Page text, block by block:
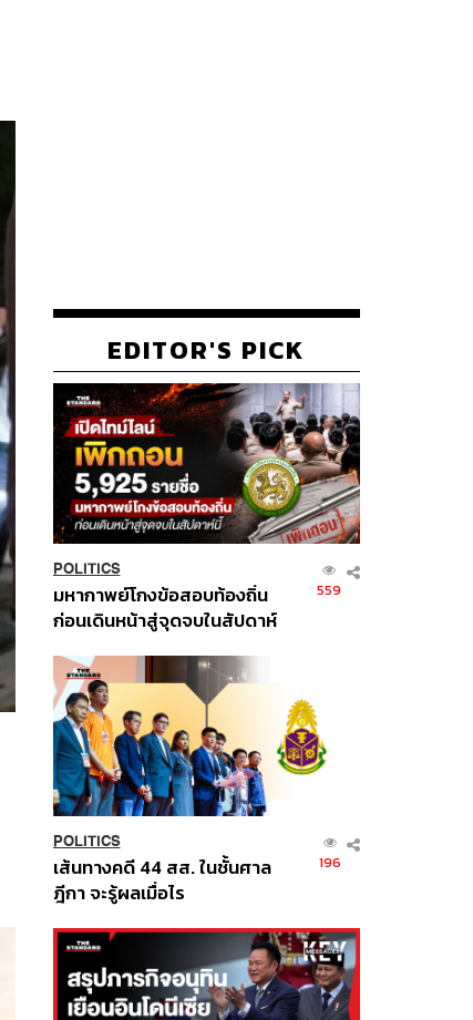
EDITOR'S PICK
POLITICS
มหากาพย์โกงข้อสอบท้องถิ่น
ก่อนเดินหน้าสู่จุดจบในสัปดาห์
559
POLITICS
เส้นทางคดี 44 สส. ในชั้นศาล
ฎีกา จะรู้ผลเมื่อไร
196